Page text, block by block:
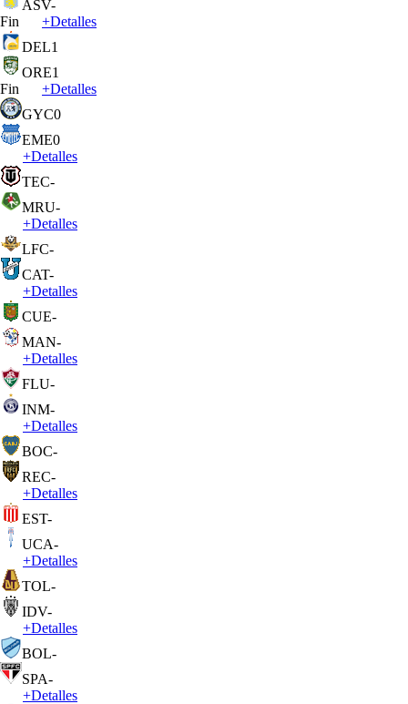
ASV-
Fin
+Detalles
DEL1
ORE1
Fin
+Detalles
GYC0
EME0
+Detalles
TEC-
MRU-
+Detalles
LFC-
CAT-
+Detalles
CUE-
MAN-
+Detalles
FLU-
INM-
+Detalles
BOC-
REC-
+Detalles
EST-
UCA-
+Detalles
TOL-
IDV-
+Detalles
BOL-
SPA-
+Detalles